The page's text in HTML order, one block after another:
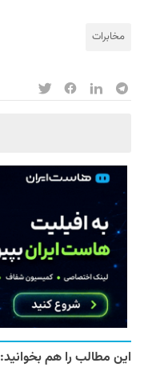
مخابرات
این مطالب را هم بخوانید: